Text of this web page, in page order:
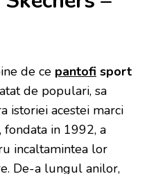
de ce pantofi sport
de populari, sa
istoriei acestei marci
fondata in 1992, a
incaltamintea lor
De-a lungul anilor,